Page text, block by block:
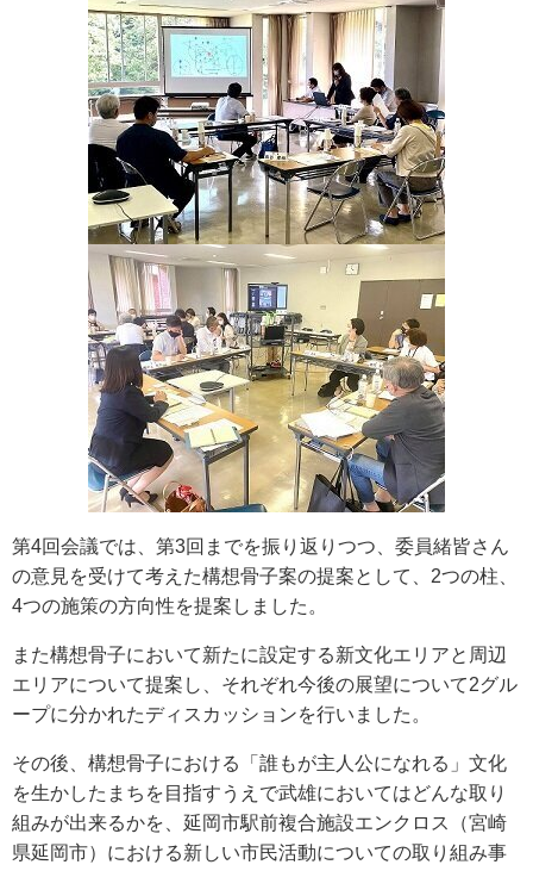
第4回会議では、第3回までを振り返りつつ、委員緒皆さん
の意見を受けて考えた構想骨子案の提案として、2つの柱、
4つの施策の方向性を提案しました。
また構想骨子において新たに設定する新文化エリアと周辺
エリアについて提案し、それぞれ今後の展望について2グル
ープに分かれたディスカッションを行いました。
その後、構想骨子における「誰もが主人公になれる」文化
を生かしたまちを目指すうえで武雄においてはどんな取り
組みが出来るかを、延岡市駅前複合施設エンクロス（宮崎
県延岡市）における新しい市民活動についての取り組み事